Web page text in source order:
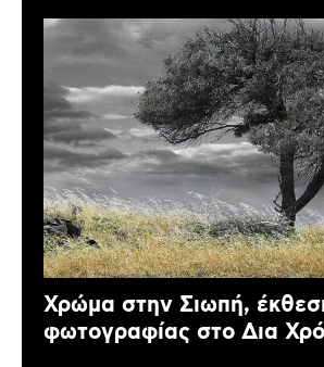
Χρώμα στην Σιωπή,
φωτογραφίας στο Δια